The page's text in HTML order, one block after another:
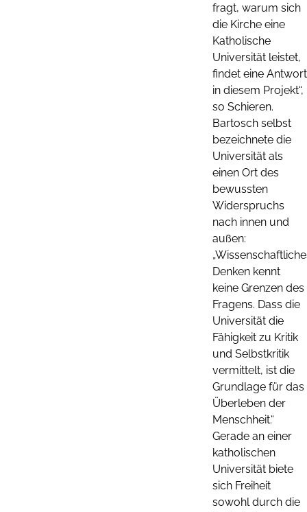
fragt, warum sich
die Kirche eine
Katholische
Universität leistet,
findet eine Antwort
in diesem Projekt“,
so Schieren.
Bartosch selbst
bezeichnete die
Universität als
einen Ort des
bewussten
Widerspruchs
nach innen und
außen:
Denken kennt
keine Grenzen des
Fragens. Dass die
Universität die
Fähigkeit zu Kritik
und Selbstkritik
vermittelt, ist die
Grundlage für das
Überleben der
Menschheit.“
Gerade an einer
katholischen
Universität biete
sich Freiheit
sowohl durch die